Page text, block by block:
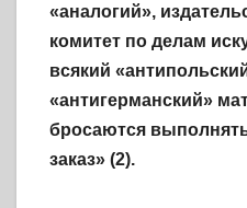
«аналогий»,
комитет по делам
всякий
«антигерманский»
бросаются
заказ» (2).